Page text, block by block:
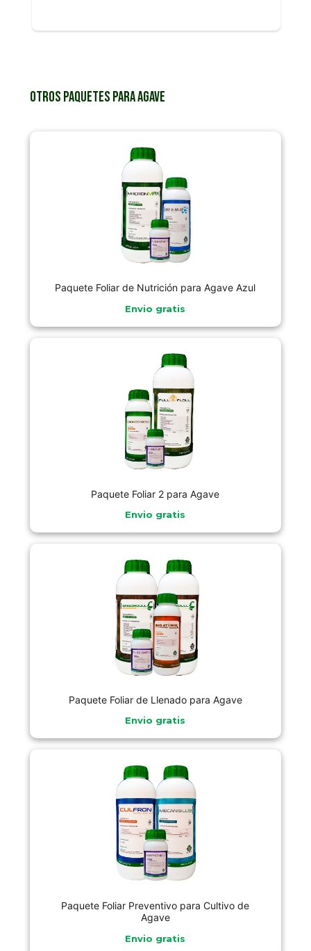
Otros paquetes para Agave
Paquete Foliar de Nutrición para Agave Azul
Envio gratis
Paquete Foliar 2 para Agave
Envio gratis
Paquete Foliar de Llenado para Agave
Envio gratis
Paquete Foliar Preventivo para Cultivo de
Agave
Envio gratis